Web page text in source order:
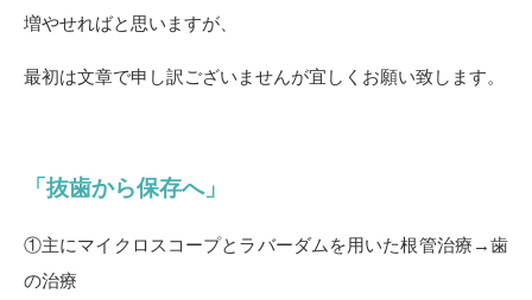
増やせればと思いますが、
最初は文章で申し訳ございませんが宜しくお願い致します。
「抜歯から保存へ」
①主にマイクロスコープとラバーダムを用いた根管治療→歯
の治療